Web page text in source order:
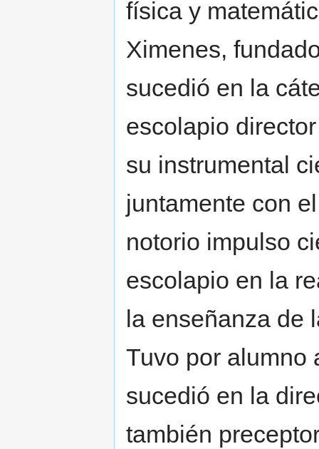
física y
Ximenes,
sucedió en la
escolapio
su instrumental
juntamente con
notorio impulso
escolapio en la
la enseñanza de
Tuvo por alumno
sucedió en la
también